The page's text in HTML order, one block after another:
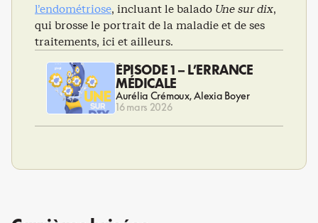
l’endométriose, incluant le balado Une sur dix,
qui brosse le portrait de la maladie et de ses
traitements, ici et ailleurs.
ÉPISODE 1 – L’ERRANCE
MÉDICALE
Aurélia Crémoux Alexia Boyer
16 mars 2026